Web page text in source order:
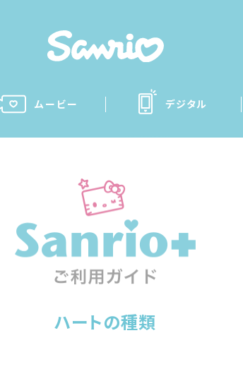
ムービー デジタル
ハートの種類